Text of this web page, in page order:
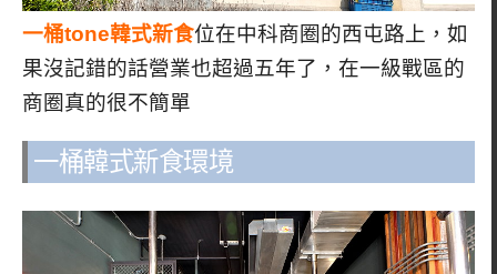
一桶tone韓式新食位在中科商圈的西屯路上，如
果沒記錯的話營業也超過五年了，在一級戰區的
商圈真的很不簡單
一桶韓式新食環境